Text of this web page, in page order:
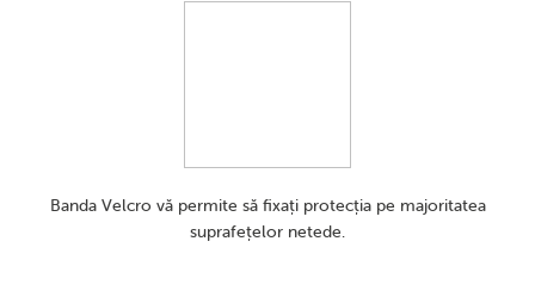
Banda Velcro vă permite să fixați protecția pe majoritatea
suprafețelor netede.